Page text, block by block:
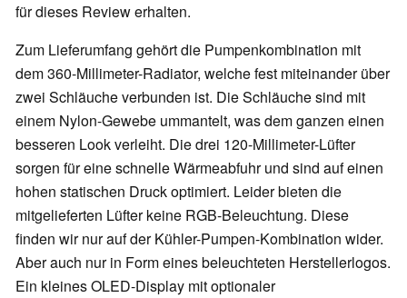
für dieses Review erhalten.
Zum Lieferumfang gehört die Pumpenkombination mit
dem 360-Millimeter-Radiator, welche fest miteinander über
zwei Schläuche verbunden ist. Die Schläuche sind mit
einem Nylon-Gewebe ummantelt, was dem ganzen einen
besseren Look verleiht. Die drei 120-Millimeter-Lüfter
sorgen für eine schnelle Wärmeabfuhr und sind auf einen
hohen statischen Druck optimiert. Leider bieten die
mitgelieferten Lüfter keine RGB-Beleuchtung. Diese
finden wir nur auf der Kühler-Pumpen-Kombination wider.
Aber auch nur in Form eines beleuchteten Herstellerlogos.
Ein kleines OLED-Display mit optionaler